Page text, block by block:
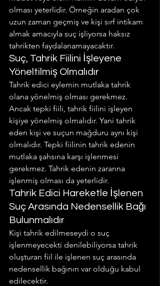
olması yeterlidir. Örneğin aradan çok
uzun zaman geçmiş ve kişi sırf intikam
almak amacıyla suç işliyorsa haksız
tahrikten faydalanamayacaktır.
Suç, Tahrik Fiilini İşleyene
Yöneltilmiş Olmalıdır
Tahrik edici eylemin mutlaka tahrik
olana yönelmiş olması gerekmez.
Ancak tepki fiili, tahrik fiilini işleyen
kişiye yönelmiş olmalıdır. Yani tahrik
eden kişi ve suçun mağduru aynı kişi
olmalıdır. Tepki fiilinin tahrik edenin
mutlaka şahsına karşı işlenmesi
gerekmez. Tahrik edenin zararına
işlenmiş olması da yeterlidir.
Tahrik Edici Hareketle İşlenen
Suç Arasında Nedensellik Bağı
Bulunmalıdır
Kişi tahrik edilmeseydi o suç
işlenmeyecekti denilebiliyorsa tahrik
oluşturan fiil ile işlenen suç arasında
nedensellik bağının var olduğu kabul
edilecektir.